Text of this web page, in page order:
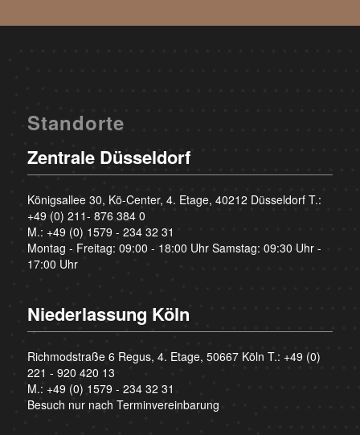
Standorte
Zentrale Düsseldorf
Königsallee 30, Kö-Center, 4. Etage, 40212 Düsseldorf T.:
+49 (0) 211- 876 384 0
M.: +49 (0) 1579 - 234 32 31
Montag - Freitag: 09:00 - 18:00 Uhr Samstag: 09:30 Uhr -
17:00 Uhr
Niederlassung Köln
Richmodstraße 6 Regus, 4. Etage, 50667 Köln T.: +49 (0)
221 - 920 420 13
M.: +49 (0) 1579 - 234 32 31
Besuch nur nach Terminvereinbarung